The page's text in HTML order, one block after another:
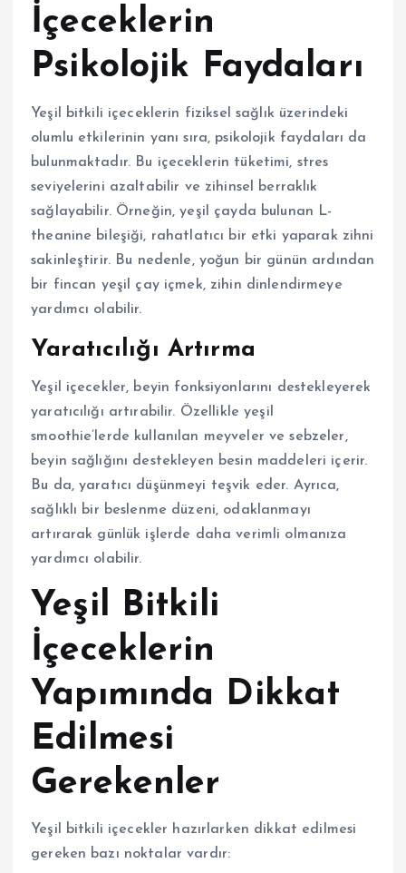
İçeceklerin
Psikolojik Faydaları
Yeşil bitkili içeceklerin fiziksel sağlık üzerindeki
olumlu etkilerinin yanı sıra, psikolojik faydaları da
bulunmaktadır. Bu içeceklerin tüketimi, stres
seviyelerini azaltabilir ve zihinsel berraklık
sağlayabilir. Örneğin, yeşil çayda bulunan L-
theanine bileşiği, rahatlatıcı bir etki yaparak zihni
sakinleştirir. Bu nedenle, yoğun bir günün ardından
bir fincan yeşil çay içmek, zihin dinlendirmeye
yardımcı olabilir.
Yaratıcılığı Artırma
Yeşil içecekler, beyin fonksiyonlarını destekleyerek
yaratıcılığı artırabilir. Özellikle yeşil
smoothie’lerde kullanılan meyveler ve sebzeler,
beyin sağlığını destekleyen besin maddeleri içerir.
Bu da, yaratıcı düşünmeyi teşvik eder. Ayrıca,
sağlıklı bir beslenme düzeni, odaklanmayı
artırarak günlük işlerde daha verimli olmanıza
yardımcı olabilir.
Yeşil Bitkili
İçeceklerin
Yapımında Dikkat
Edilmesi
Gerekenler
Yeşil bitkili içecekler hazırlarken dikkat edilmesi
gereken bazı noktalar vardır: